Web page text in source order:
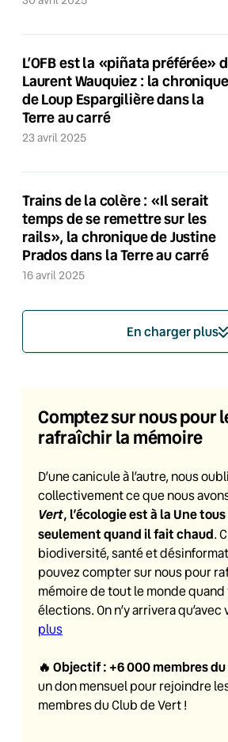
L’OFB est la «piñata préférée»
Laurent Wauquiez : la chronique
de Loup Espargilière dans la
Terre au carré
23 avril 2025
Trains de la colère : «Il serait
temps de se remettre sur les
rails», la chronique de Justine
Prados dans la Terre au carré
16 avril 2025
En charger plus
Comptez sur nous pour
rafraîchir la mémoire
D’une canicule à l’autre, nous
collectivement ce que nous
Vert, l’écologie est à la Une
seulement quand il fait chaud.
biodiversité, santé et
pouvez compter sur nous pour
mémoire de tout le monde
élections. On n’y arrivera qu’avec
plus
🔥 Objectif : +6 000 membres du
un don mensuel pour rejoindre
membres du Club de Vert !